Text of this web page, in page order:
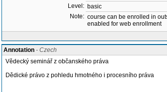
Level: basic
Note: course can be enrolled in
enabled for web enrollment
Annotation - Czech
Vědecký seminář z občanského práva
Dědické právo z pohledu hmotného i procesního práva